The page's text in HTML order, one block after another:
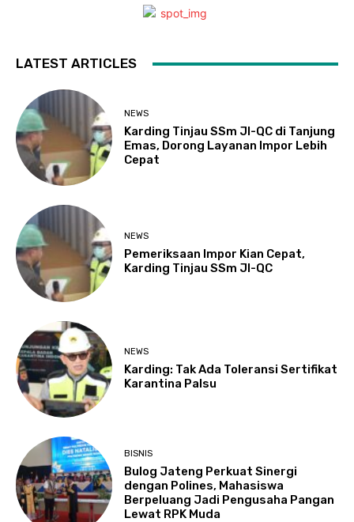
LATEST ARTICLES
NEWS
Karding Tinjau SSm JI-QC di Tanjung
Emas, Dorong Layanan Impor Lebih
Cepat
NEWS
Pemeriksaan Impor Kian Cepat,
Karding Tinjau SSm JI-QC
NEWS
Karding: Tak Ada Toleransi Sertifikat
Karantina Palsu
BISNIS
Bulog Jateng Perkuat Sinergi
dengan Polines, Mahasiswa
Berpeluang Jadi Pengusaha Pangan
Lewat RPK Muda